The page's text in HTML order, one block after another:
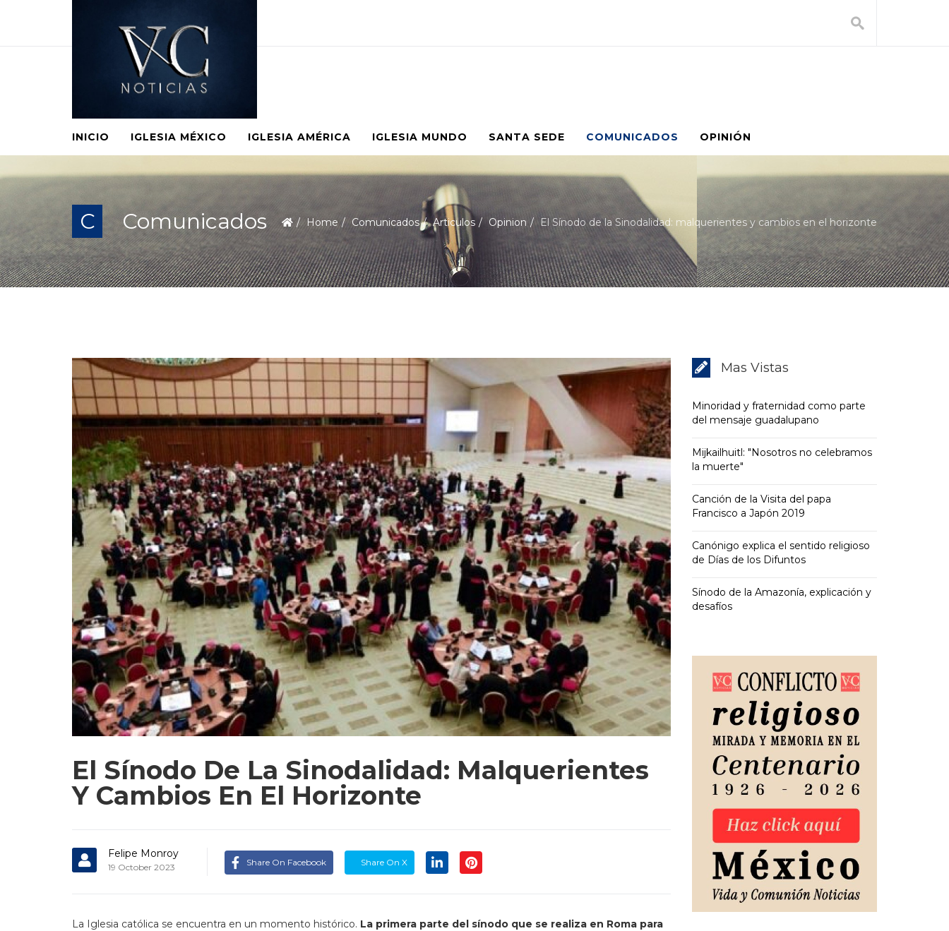
INICIO IGLESIA MÉXICO IGLESIA AMÉRICA IGLESIA MUNDO SANTA SEDE COMUNICADOS OPINIÓN
C Comunicados Home Comunicados Articulos Opinion El Sínodo de la Sinodalidad: malquerientes y cambios en el horizonte
El Sínodo De La Sinodalidad: Malquerientes
Y Cambios En El Horizonte
Felipe Monroy
19 October 2023 Share On Facebook Share On X
La Iglesia católica se encuentra en un momento histórico. La primera parte del sínodo que se realiza en Roma para
Mas Vistas
Minoridad y fraternidad como parte
del mensaje guadalupano
Mijkailhuitl: "Nosotros no celebramos
la muerte"
Canción de la Visita del papa
Francisco a Japón 2019
Canónigo explica el sentido religioso
de Días de los Difuntos
Sínodo de la Amazonía, explicación y
desafíos